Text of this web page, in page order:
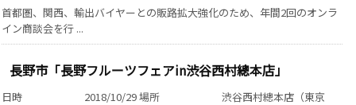
首都圏、関西、輸出バイヤーとの販路拡大強化のため、年間2回のオンラ
イン商談会を行 ...
長野市「長野フルーツフェアin渋谷西村總本店」
日時 2018/10/29 場所 渋谷西村總本店（東京